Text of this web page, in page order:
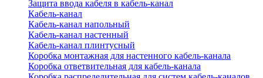
Защита ввода кабеля в кабель-канал
Кабель-канал
Кабель-канал напольный
Кабель-канал настенный
Кабель-канал плинтусный
Коробка монтажная для настенного кабель-канала
Коробка ответвительная для кабель-канала